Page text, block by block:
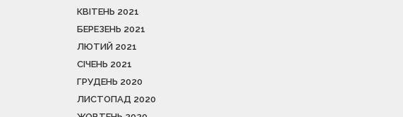
КВІТЕНЬ 2021
БЕРЕЗЕНЬ 2021
ЛЮТИЙ 2021
СІЧЕНЬ 2021
ГРУДЕНЬ 2020
ЛИСТОПАД 2020